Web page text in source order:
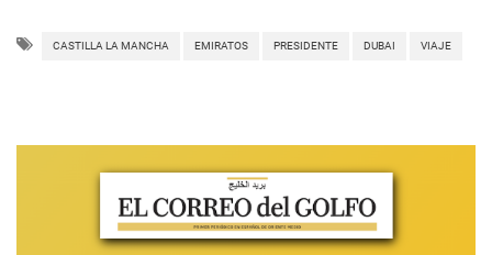
CASTILLA LA MANCHA EMIRATOS PRESIDENTE DUBAI VIAJE